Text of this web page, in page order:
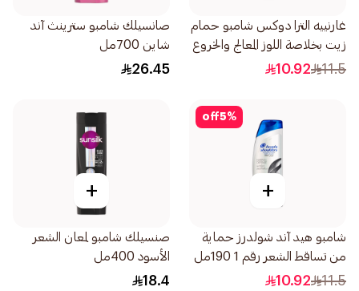
غارنييه الترا دوكس شامبو حمام
زيت بخلاصة اللوز المعالج والخروع
200مل
11.5
10.92
صانسيلك شامبو سترينث آند
شاين 700مل
26.45
5%
off
+
شامبو هيد آند شولدرز حماية
من تساقط الشعر رقم 1 190مل
11.5
10.92
+
صنسيلك شامبو لمعان الشعر
الأسود 400مل
18.4